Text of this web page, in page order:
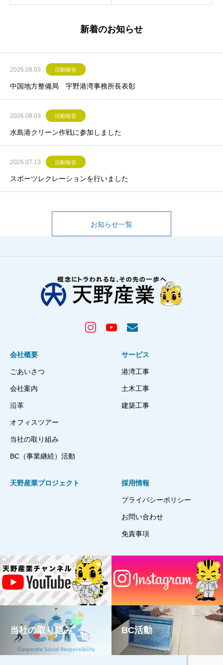
新着のお知らせ
2026.08.03 活動報告
中国地方整備局 宇野港湾事務所長表彰
2026.08.03 活動報告
水島港クリーン作戦に参加しました
2026.07.13 活動報告
スポーツレクレーションを行いました
お知らせ一覧
会社概要
ごあいさつ
会社案内
沿革
オフィスツアー
当社の取り組み
BC（事業継続）活動
サービス
港湾工事
土木工事
建築工事
天野産業プロジェクト 採用情報
プライバシーポリシー
お問い合わせ
免責事項
当社の取り組み BC活動